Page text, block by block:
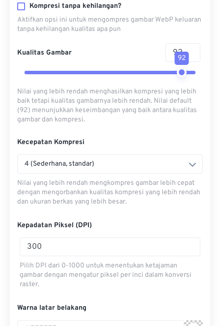
Kompresi tanpa kehilangan?
Aktifkan opsi ini untuk mengompres gambar WebP keluaran
tanpa kehilangan kualitas apa pun
Kualitas Gambar
92
Nilai yang lebih rendah menghasilkan kompresi yang lebih
baik tetapi kualitas gambarnya lebih rendah. Nilai default
(92) menunjukkan keseimbangan yang baik antara kualitas
gambar dan kompresi.
Kecepatan Kompresi
4 (Sederhana, standar)
Nilai yang lebih rendah mengkompres gambar lebih cepat
dengan mengorbankan kualitas kompresi yang lebih rendah
dan ukuran berkas yang lebih besar.
Kepadatan Piksel (DPI)
Pilih DPI dari 0-1000 untuk menentukan ketajaman
gambar dengan mengatur piksel per inci dalam konversi
raster.
Warna latar belakang